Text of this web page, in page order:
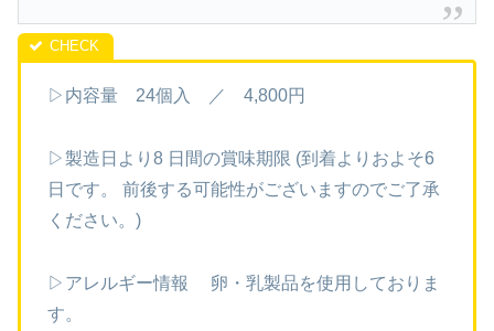
▷内容量 24個入 ／ 4,800円
▷製造日より8 日間の賞味期限 (到着よりおよそ6
日です。 前後する可能性がございますのでご了承
ください。)
▷アレルギー情報 卵・乳製品を使用しておりま
す。